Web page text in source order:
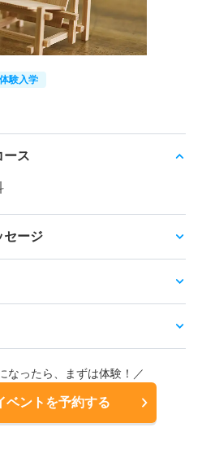
体験入学
ース
セージ
なったら、まずは体験！／
ベントを予約する